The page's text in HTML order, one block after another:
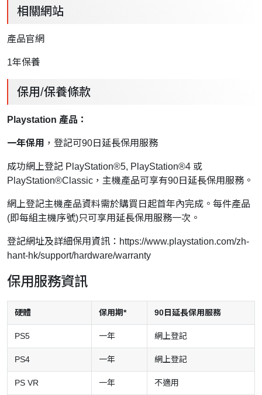
相關網站
產品官網
1年保養
保用/保養條款
Playstation 產品：
一年保用 ，登記可90日延長保用服務
成功網上登記 PlayStation®5, PlayStation®4 或
PlayStation®Classic，主機產品可享有90日延長保用服務。
網上登記主機產品資料需於購買日起首年內完成。每件產品
(即每組主機序號)只可享用延長保用服務一次。
登記網址及詳細保用資訊： https://www.playstation.com/zh-
hant-hk/support/hardware/warranty
保用服務資訊
硬體 保用期* 90日延長保用服務
PS5 一年 網上登記
PS4 一年 網上登記
PS VR 一年 不適用